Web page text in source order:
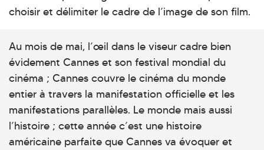
choisir et délimiter le cadre de l’image de son film.
Au mois de mai, l’œil dans le viseur cadre bien
évidement Cannes et son festival mondial du
cinéma ; Cannes couvre le cinéma du monde
entier à travers la manifestation officielle et les
manifestations parallèles. Le monde mais aussi
l’histoire ; cette année c’est une histoire
américaine parfaite que Cannes va évoquer et